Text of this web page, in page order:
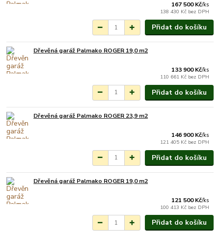
167 500 Kč/ks
138 430 Kč bez DPH
Přidat do košíku
Dřevěná garáž Palmako ROGER 19,0 m2
133 900 Kč/ks
110 661 Kč bez DPH
Přidat do košíku
Dřevěná garáž Palmako ROGER 23,9 m2
146 900 Kč/ks
121 405 Kč bez DPH
Přidat do košíku
Dřevěná garáž Palmako ROGER 19,0 m2
121 500 Kč/ks
100 413 Kč bez DPH
Přidat do košíku